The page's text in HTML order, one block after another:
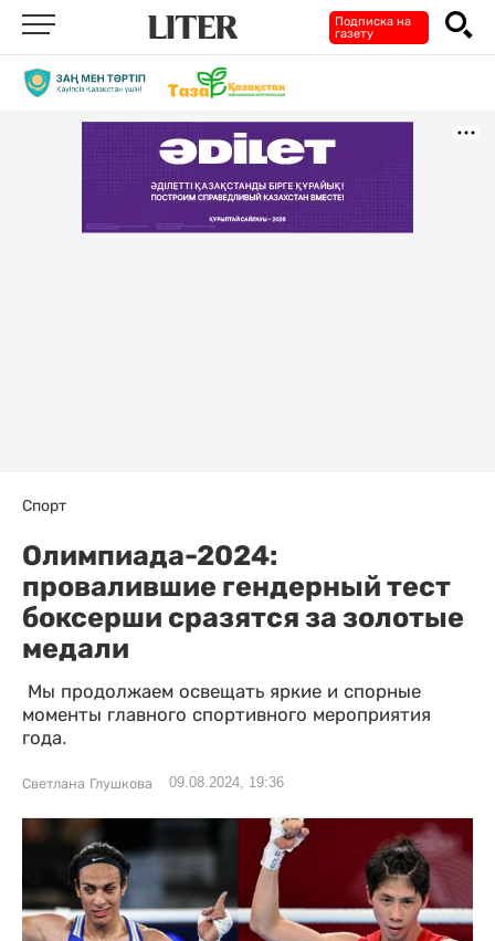
Подписка на
газету
Спорт
Олимпиада-2024:
провалившие гендерный тест
боксерши сразятся за золотые
медали
Мы продолжаем освещать яркие и спорные
моменты главного спортивного мероприятия
года.
Светлана Глушкова 09.08.2024, 19:36